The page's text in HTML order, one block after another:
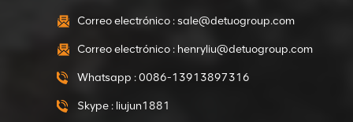
Correo electrónico :sale@detuogroup.com
Correo electrónico : henryliu@detuogroup.com
Whatsapp :0086-13913897316
Skype : liujun1881